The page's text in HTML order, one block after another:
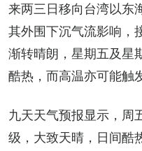
来两三日移向台湾以东
其外围下沉气流影响，
渐转晴朗，星期五及星
酷热，而高温亦可能触
九天天气预报显示，周
级，大致天晴，日间酷